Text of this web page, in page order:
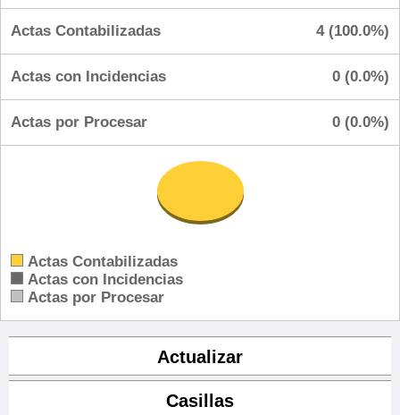
Actas Contabilizadas 4 (100.0%)
Actas con Incidencias 0 (0.0%)
Actas por Procesar 0 (0.0%)
Actas Contabilizadas
Actas con Incidencias
Actas por Procesar
Actualizar
Casillas